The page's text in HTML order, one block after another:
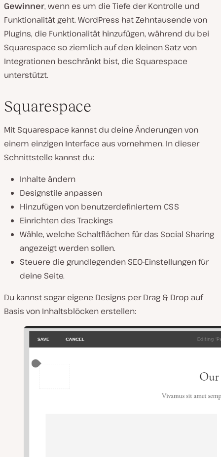
Gewinner, wenn es um die Tiefe der Kontrolle und
Funktionalität geht. WordPress hat Zehntausende von
Plugins, die Funktionalität hinzufügen, während du bei
Squarespace so ziemlich auf den kleinen Satz von
Integrationen beschränkt bist, die Squarespace
unterstützt.
Squarespace
Mit Squarespace kannst du deine Änderungen von
einem einzigen Interface aus vornehmen. In dieser
Schnittstelle kannst du:
Inhalte ändern
Designstile anpassen
Hinzufügen von benutzerdefiniertem CSS
Einrichten des Trackings
Wähle, welche Schaltflächen für das Social Sharing
angezeigt werden sollen.
Steuere die grundlegenden SEO-Einstellungen für
deine Seite.
Du kannst sogar eigene Designs per Drag & Drop auf
Basis von Inhaltsblöcken erstellen: